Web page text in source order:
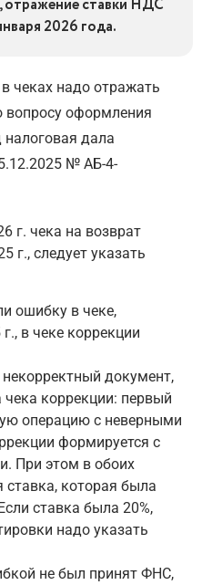
отражение ставки НДС
2026 года.
чеках надо отражать
вопросу оформления
налоговая дала
№ АБ-4-
г. чека на возврат
г., следует указать
ошибку в чеке,
в чеке коррекции
документ,
коррекции: первый
операцию с неверными
формируется с
При этом в обоих
ставка, которая была
ставка была 20%,
надо указать
не был принят ФНС,